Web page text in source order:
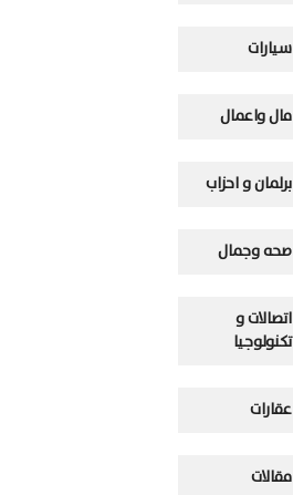
سيارات
مال واعمال
برلمان و احزاب
صحه وجمال
اتصالات و
تكنولوجيا
عقارات
مقالات